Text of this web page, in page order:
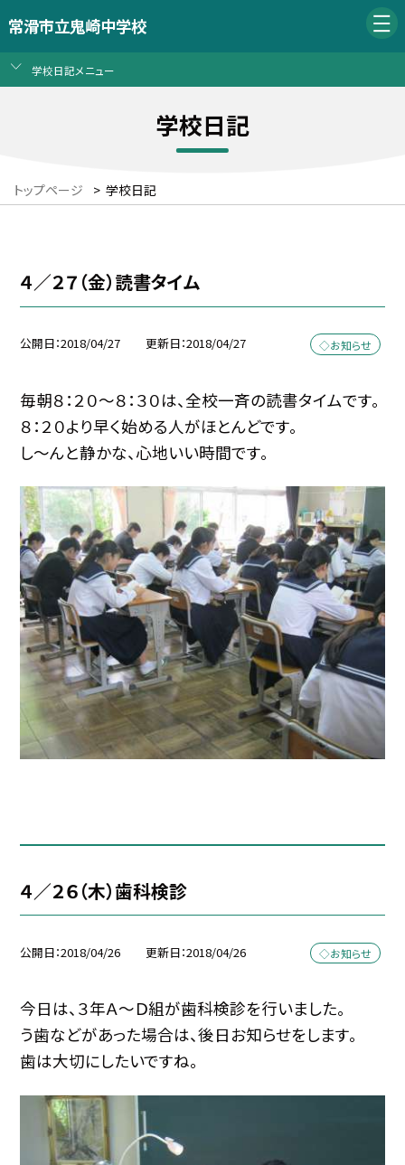
常滑市立鬼崎中学校
学校日記メニュー
学校日記
トップページ > 学校日記
４／２７（金）読書タイム
公開日 2018/04/27 更新日 2018/04/27 ◇お知らせ
毎朝８：２０〜８：３０は、全校一斉の読書タイムです。
８：２０より早く始める人がほとんどです。
し〜んと静かな、心地いい時間です。
４／２６（木）歯科検診
公開日 2018/04/26 更新日 2018/04/26 ◇お知らせ
今日は、３年Ａ〜Ｄ組が歯科検診を行いました。
う歯などがあった場合は、後日お知らせをします。
歯は大切にしたいですね。